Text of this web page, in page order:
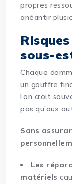
propres
anéantir
sous-
Chaque
un gouffre
l’on croit
pas qu’aux
Sans
Les
matériels